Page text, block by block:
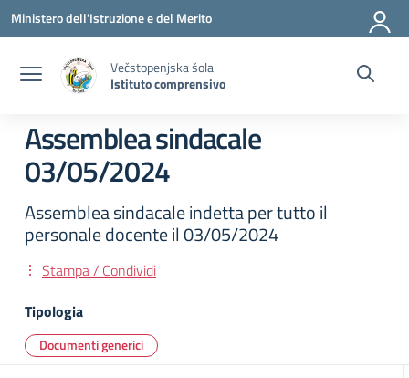
Vai ai contenuti
Vai al menu di navigazione
Vai al footer
Ministero dell'Istruzione e del Merito
Večstopenjska šola
Istituto comprensivo
Assemblea sindacale
03/05/2024
Assemblea sindacale indetta per tutto il
personale docente il 03/05/2024
Stampa / Condividi
Tipologia
Documenti generici